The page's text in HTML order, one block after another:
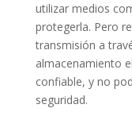
utilizar medios
protegerla. Pero
transmisión a
almacenamiento
confiable, y no
seguridad.